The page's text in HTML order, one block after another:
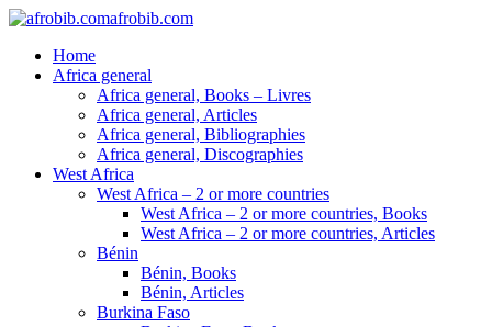
afrobib.com
Home
Africa general
Africa general, Books – Livres
Africa general, Articles
Africa general, Bibliographies
Africa general, Discographies
West Africa
West Africa – 2 or more countries
West Africa – 2 or more countries, Books
West Africa – 2 or more countries, Articles
Bénin
Bénin, Books
Bénin, Articles
Burkina Faso